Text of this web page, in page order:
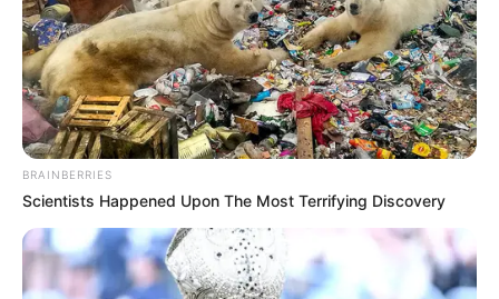
BRAINBERRIES
Scientists Happened Upon The Most Terrifying Discovery